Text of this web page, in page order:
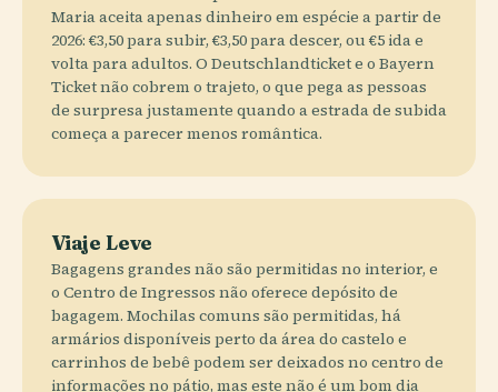
Maria aceita apenas dinheiro em espécie a partir de
2026: €3,50 para subir, €3,50 para descer, ou €5 ida e
volta para adultos. O Deutschlandticket e o Bayern
Ticket não cobrem o trajeto, o que pega as pessoas
de surpresa justamente quando a estrada de subida
começa a parecer menos romântica.
Viaje Leve
Bagagens grandes não são permitidas no interior, e
o Centro de Ingressos não oferece depósito de
bagagem. Mochilas comuns são permitidas, há
armários disponíveis perto da área do castelo e
carrinhos de bebê podem ser deixados no centro de
informações no pátio, mas este não é um bom dia